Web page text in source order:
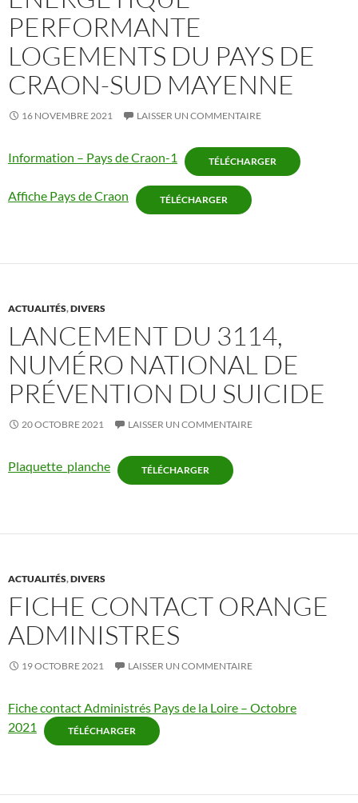
PERFORMANTE
LOGEMENTS DU PAYS DE
CRAON-SUD MAYENNE
16 NOVEMBRE 2021 LAISSER UN COMMENTAIRE
Information – Pays de Craon-1 TÉLÉCHARGER
Affiche Pays de Craon TÉLÉCHARGER
ACTUALITÉS,DIVERS
LANCEMENT DU 3114,
NUMÉRO NATIONAL DE
PRÉVENTION DU SUICIDE
20 OCTOBRE 2021 LAISSER UN COMMENTAIRE
Plaquette_planche TÉLÉCHARGER
ACTUALITÉS,DIVERS
FICHE CONTACT ORANGE
ADMINISTRES
19 OCTOBRE 2021 LAISSER UN COMMENTAIRE
Fiche contact Administrés Pays de la Loire – Octobre
2021
TÉLÉCHARGER